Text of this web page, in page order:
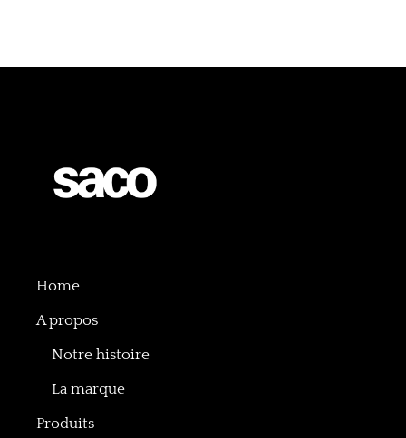
Home
A propos
Notre histoire
La marque
Produits